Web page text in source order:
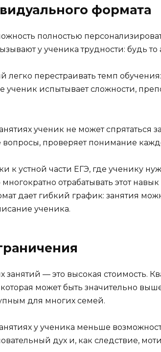
формата
полностью
у ученика трудности: будь
перестраивать темп
ученик испытывает сложности,
ученик не может спрятаться
вопросы, проверяет понимание
к устной части ЕГЭ, где ученику
отрабатывать этот
дает гибкий график: занятия
ученика.
— это высокая стоимость.
которая может быть значительно
для многих семей.
у ученика меньше
дух и, как следствие,